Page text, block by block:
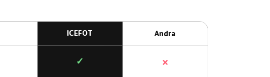
ICEFOT Andra
✓ ×